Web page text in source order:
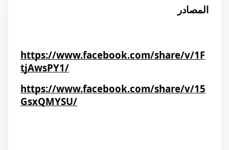
المصادر
https://www.facebook.com/share/v/1F
tjAwsPY1/
https://www.facebook.com/share/v/15
GsxQMYSU/